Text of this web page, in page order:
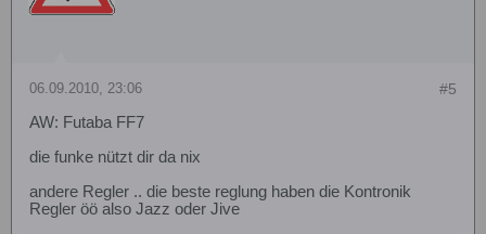
#5
06.09.2010, 23:06
AW: Futaba FF7
die funke nützt dir da nix
andere Regler .. die beste reglung haben die Kontronik
Regler öö also Jazz oder Jive